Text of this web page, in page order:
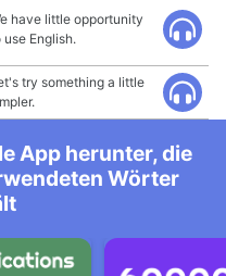
have little opportunity
use English.
try something a little
App herunter, die
Wörter